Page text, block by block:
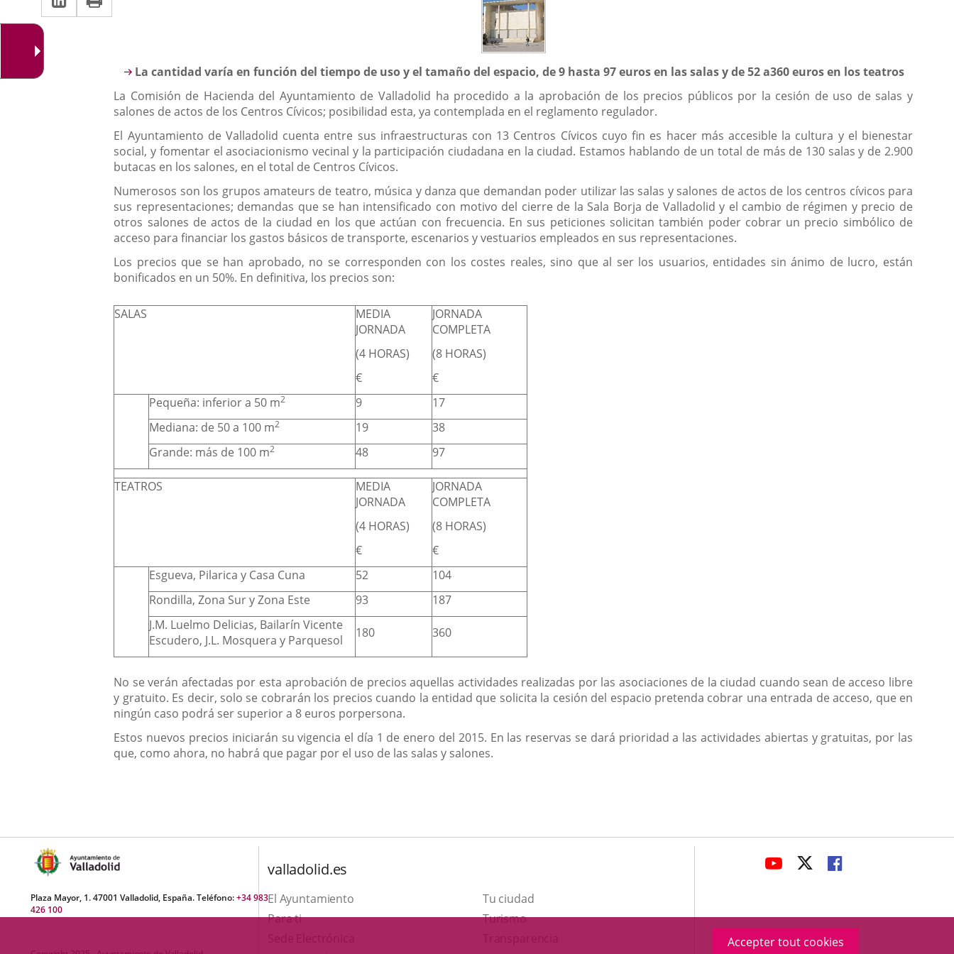
Accepter tout cookies
aplicación
a
aplicación
externa.
Descripción
La cantidad varía en función del tiempo de uso y el tamaño del espacio, de 9 hasta 97 euros en las salas y de 52 a360 euros en los teatros
La Comisión de Hacienda del Ayuntamiento de Valladolid ha procedido a la aprobación de los precios públicos por la cesión de uso de salas y
salones de actos de los Centros Cívicos; posibilidad esta, ya contemplada en el reglamento regulador.
El Ayuntamiento de Valladolid cuenta entre sus infraestructuras con 13 Centros Cívicos cuyo fin es hacer más accesible la cultura y el bienestar
social, y fomentar el asociacionismo vecinal y la participación ciudadana en la ciudad. Estamos hablando de un total de más de 130 salas y de 2.900
butacas en los salones, en el total de Centros Cívicos.
Numerosos son los grupos amateurs de teatro, música y danza que demandan poder utilizar las salas y salones de actos de los centros cívicos para
sus representaciones; demandas que se han intensificado con motivo del cierre de la Sala Borja de Valladolid y el cambio de régimen y precio de
otros salones de actos de la ciudad en los que actúan con frecuencia. En sus peticiones solicitan también poder cobrar un precio simbólico de
acceso para financiar los gastos básicos de transporte, escenarios y vestuarios empleados en sus representaciones.
Los precios que se han aprobado, no se corresponden con los costes reales, sino que al ser los usuarios, entidades sin ánimo de lucro, están
bonificados en un 50%. En definitiva, los precios son:
SALAS
MEDIA
JORNADA
(4 HORAS)
€
JORNADA
COMPLETA
(8 HORAS)
€
Pequeña: inferior a 50 m2 9
17
Mediana: de 50 a 100 m2 19
38
Grande: más de 100 m2 48 97
TEATROS
MEDIA
JORNADA
(4 HORAS)
€
JORNADA
COMPLETA
(8 HORAS)
€
Esgueva, Pilarica y Casa Cuna
52
104
Rondilla, Zona Sur y Zona Este
93
187
J.M. Luelmo Delicias, Bailarín Vicente
Escudero, J.L. Mosquera y Parquesol
180 360
No se verán afectadas por esta aprobación de precios aquellas actividades realizadas por las asociaciones de la ciudad cuando sean de acceso libre
y gratuito. Es decir, solo se cobrarán los precios cuando la entidad que solicita la cesión del espacio pretenda cobrar una entrada de acceso, que en
ningún caso podrá ser superior a 8 euros porpersona.
Estos nuevos precios iniciarán su vigencia el día 1 de enero del 2015. En las reservas se dará prioridad a las actividades abiertas y gratuitas, por las
que, como ahora, no habrá que pagar por el uso de las salas y salones.
Plaza Mayor, 1. 47001 Valladolid, España. Teléfono:+34 983
426 100
valladolid.es
El Ayuntamiento
Tu ciudad
Para ti
TurismoEste
ENLACE
APLICACIÓN
EXTERNA.
ENLACE
APLICACIÓN
EXTERNA.
ENLACE
APLICACIÓN
EXTERNA.